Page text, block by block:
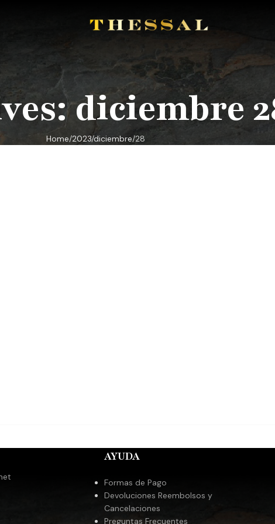
diciembre
Home 2023 diciembre 28
AYUDA
Formas de Pago
Devoluciones Reembolsos y
Cancelaciones
Preguntas Frecuentes